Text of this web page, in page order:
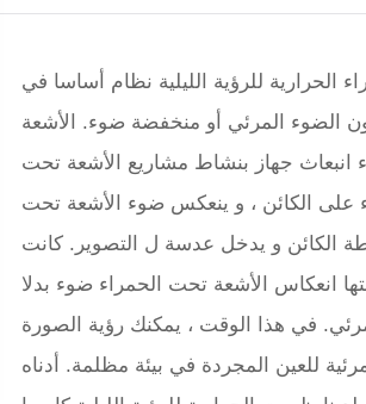
الحرارية للرؤية الليلية نظام أساسا في
الضوء المرئي أو منخفضة ضوء. الأشعة
انبعاث جهاز بنشاط مشاريع الأشعة تحت
على الكائن ، و ينعكس ضوء الأشعة تحت
الكائن و يدخل عدسة ل التصوير. كانت
انعكاس الأشعة تحت الحمراء ضوء بدلا
في هذا الوقت ، يمكنك رؤية الصورة
للعين المجردة في بيئة مظلمة. أدناه